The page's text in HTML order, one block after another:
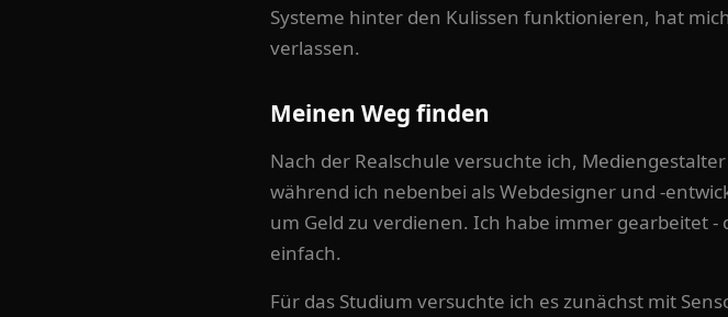
Systeme hinter den Kulissen funktionieren, hat
verlassen.
Meinen Weg finden
Nach der Realschule versuchte ich,
während ich nebenbei als Webdesigner und -
um Geld zu verdienen. Ich habe immer gearbeitet -
einfach.
Für das Studium versuchte ich es zunächst mit